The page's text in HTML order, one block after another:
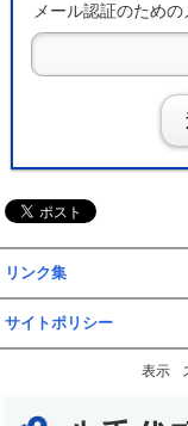
メール認証のため
リンク集
サイトポリシー
表示